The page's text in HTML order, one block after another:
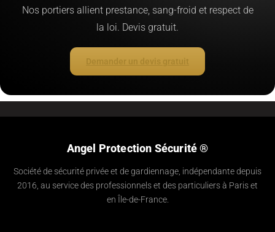
Nos portiers allient prestance, sang-froid et respect de
la loi. Devis gratuit.
Demander un devis gratuit
Angel Protection Sécurité ®
Société de sécurité privée et de gardiennage, indépendante depuis
2016, au service des professionnels et des particuliers à Paris et
en Île-de-France.